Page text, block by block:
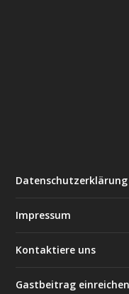
Datenschutzerklärung
Impressum
Kontaktiere uns
Gastbeitrag einreichen